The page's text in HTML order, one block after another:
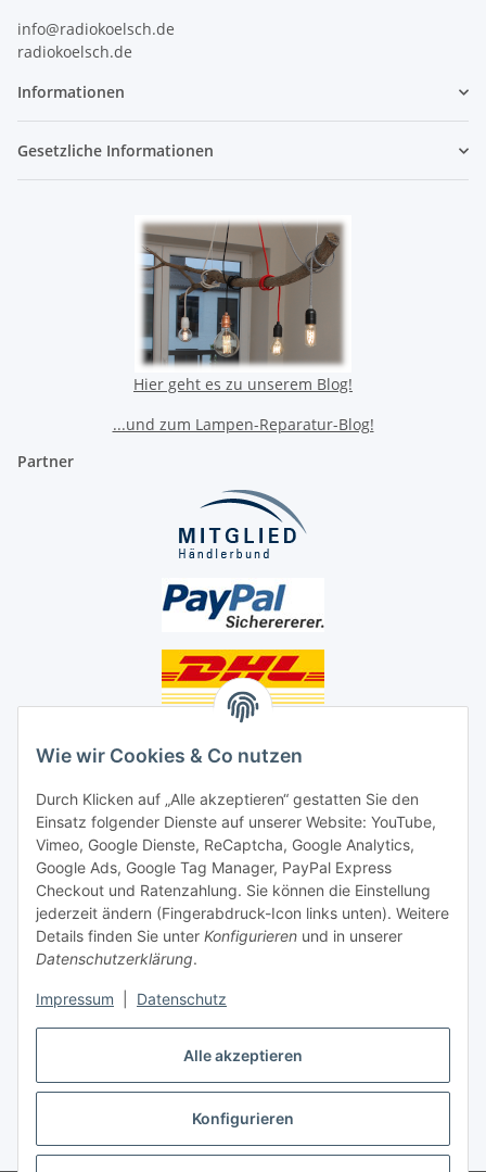
Alle akzeptieren
Konfigurieren
Wie wir Cookies & Co nutzen
Durch Klicken auf „Alle akzeptieren“ gestatten Sie den
Einsatz folgender Dienste auf unserer Website: YouTube,
Vimeo, Google Dienste, ReCaptcha, Google Analytics,
Google Ads, Google Tag Manager, PayPal Express
Checkout und Ratenzahlung. Sie können die Einstellung
jederzeit ändern (Fingerabdruck-Icon links unten). Weitere
Details finden Sie unter Konfigurieren und in unserer
Datenschutzerklärung.
Impressum Datenschutz
info@radiokoelsch.de
radiokoelsch.de
Informationen
Gesetzliche Informationen
Hier geht es zu unserem Blog!
...und zum Lampen-Reparatur-Blog!
Partner
Social Media
Unsere Dienstleistungen
Lampenreparatur
Lichtservice für Senioren
Vertrag widerrufen
* Alle Preise inkl. gesetzlicher USt., ** siehe Lieferbedingungen, zzgl.
Versand